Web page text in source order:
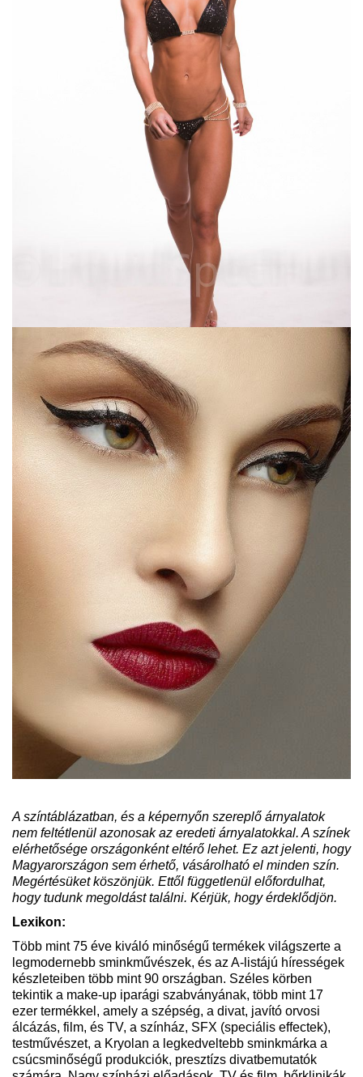
A színtáblázatban, és a képernyőn szereplő árnyalatok
nem feltétlenül azonosak az eredeti árnyalatokkal. A színek
elérhetősége országonként eltérő lehet. Ez azt jelenti, hogy
Magyarországon sem érhető, vásárolható el minden szín.
Megértésüket köszönjük. Ettől függetlenül előfordulhat,
hogy tudunk megoldást találni. Kérjük, hogy érdeklődjön.
Lexikon:
Több mint 75 éve kiváló minőségű termékek világszerte a
legmodernebb sminkművészek, és az A-listájú hírességek
készleteiben több mint 90 országban. Széles körben
tekintik a make-up iparági szabványának, több mint 17
ezer termékkel, amely a szépség, a divat, javító orvosi
álcázás, film, és TV, a színház, SFX (speciális effectek),
testművészet, a Kryolan a legkedveltebb sminkmárka a
csúcsminőségű produkciók, presztízs divatbemutatók